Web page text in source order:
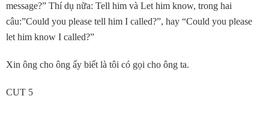
message?” Thí dụ nữa: Tell him và Let him know, trong hai
câu:”Could you please tell him I called?”, hay “Could you please
let him know I called?”
Xin ông cho ông ấy biết là tôi có gọi cho ông ta.
CUT 5